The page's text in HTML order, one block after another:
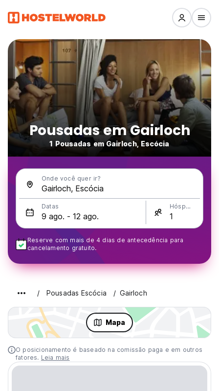
Pousadas em Gairloch
1 Pousadas em Gairloch, Escócia
Onde você quer ir?
Datas Hóspedes
Reserve com mais de 4 dias de antecedência para
cancelamento gratuito.
Pousadas Escócia Gairloch
Mapa
O posicionamento é baseado na comissão paga e em outros
fatores. Leia mais